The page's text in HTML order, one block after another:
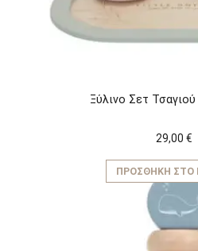
Ξύλινο Σετ
29,00 €
ΠΡΟΣΘΉΚΗ ΣΤΟ